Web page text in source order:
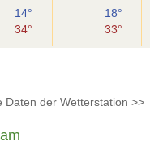
14°
34°
18°
33°
Daten der Wetterstation >>